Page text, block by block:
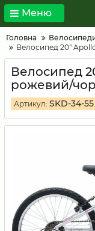
Меню
Головна
Велосипед 20"
Велосипед
рожевий/
Артикул: SKD-34-55